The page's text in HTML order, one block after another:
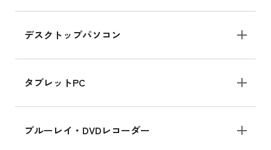
デスクトップパソコン
タブレットPC
ブルーレイ・DVDレコーダー
iPad mini シリーズ 2024
iPad mini 8.3インチ の新品買取価格
iPhone 16 シリーズ
iPhone 16 の新品買取価格